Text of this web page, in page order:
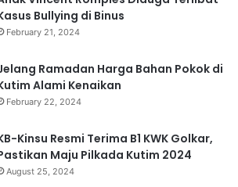
Bullying di Binus
February 21, 2024
Ramadan Harga Bahan Pokok di
Alami Kenaikan
February 22, 2024
Kinsu Resmi Terima B1 KWK Golkar,
Maju Pilkada Kutim 2024
August 25, 2024